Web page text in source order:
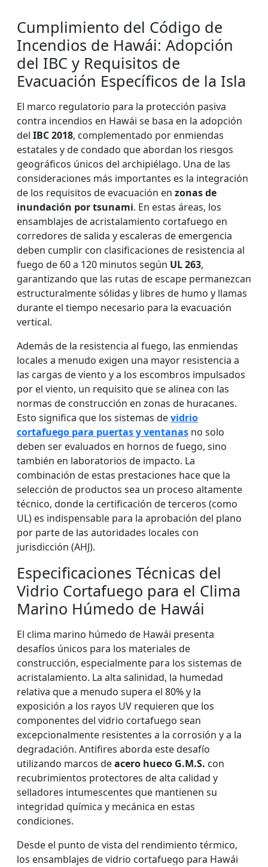
Cumplimiento del Código de
Incendios de Hawái: Adopción
del IBC y Requisitos de
Evacuación Específicos de la Isla
El marco regulatorio para la protección pasiva
contra incendios en Hawái se basa en la adopción
del IBC 2018, complementado por enmiendas
estatales y de condado que abordan los riesgos
geográficos únicos del archipiélago. Una de las
consideraciones más importantes es la integración
de los requisitos de evacuación en zonas de
inundación por tsunami. En estas áreas, los
ensamblajes de acristalamiento cortafuego en
corredores de salida y escaleras de emergencia
deben cumplir con clasificaciones de resistencia al
fuego de 60 a 120 minutos según UL 263,
garantizando que las rutas de escape permanezcan
estructuralmente sólidas y libres de humo y llamas
durante el tiempo necesario para la evacuación
vertical.
Además de la resistencia al fuego, las enmiendas
locales a menudo exigen una mayor resistencia a
las cargas de viento y a los escombros impulsados
por el viento, un requisito que se alinea con las
normas de construcción en zonas de huracanes.
Esto significa que los sistemas devidrio
cortafuego para puertas y ventanas no solo
deben ser evaluados en hornos de fuego, sino
también en laboratorios de impacto. La
combinación de estas prestaciones hace que la
selección de productos sea un proceso altamente
técnico, donde la certificación de terceros (como
UL) es indispensable para la aprobación del plano
por parte de las autoridades locales con
jurisdicción (AHJ).
Especificaciones Técnicas del
Vidrio Cortafuego para el Clima
Marino Húmedo de Hawái
El clima marino húmedo de Hawái presenta
desafíos únicos para los materiales de
construcción, especialmente para los sistemas de
acristalamiento. La alta salinidad, la humedad
relativa que a menudo supera el 80% y la
exposición a los rayos UV requieren que los
componentes del vidrio cortafuego sean
excepcionalmente resistentes a la corrosión y a la
degradación. Antifires aborda este desafío
utilizando marcos deacero hueco G.M.S. con
recubrimientos protectores de alta calidad y
selladores intumescentes que mantienen su
integridad química y mecánica en estas
condiciones.
Desde el punto de vista del rendimiento térmico,
los ensamblajes de vidrio cortafuego para Hawái